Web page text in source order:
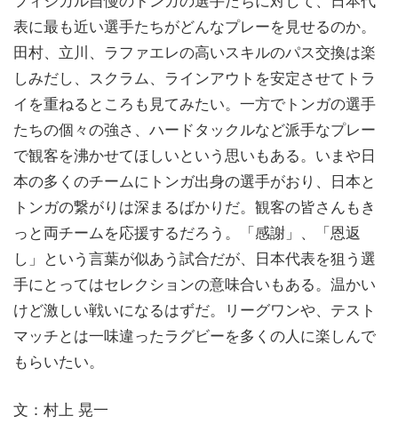
表に最も近い選手たちがどんなプレーを見せるのか。
田村、立川、ラファエレの高いスキルのパス交換は楽
しみだし、スクラム、ラインアウトを安定させてトラ
イを重ねるところも見てみたい。一方でトンガの選手
たちの個々の強さ、ハードタックルなど派手なプレー
で観客を沸かせてほしいという思いもある。いまや日
本の多くのチームにトンガ出身の選手がおり、日本と
トンガの繋がりは深まるばかりだ。観客の皆さんもき
っと両チームを応援するだろう。「感謝」、「恩返
し」という言葉が似あう試合だが、日本代表を狙う選
手にとってはセレクションの意味合いもある。温かい
けど激しい戦いになるはずだ。リーグワンや、テスト
マッチとは一味違ったラグビーを多くの人に楽しんで
もらいたい。
文：村上 晃一